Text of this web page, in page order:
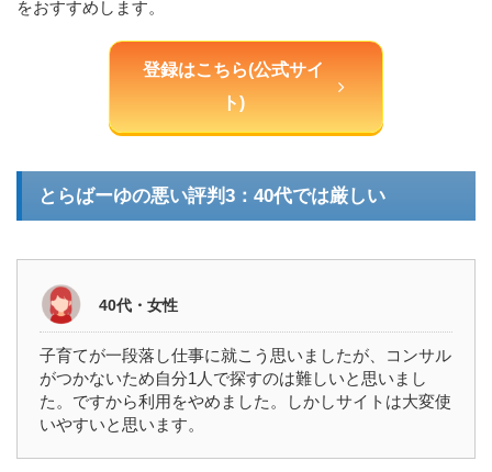
をおすすめします。
登録はこちら(公式サイ
ト)
とらばーゆの悪い評判3：40代では厳しい
40代・女性
子育てが一段落し仕事に就こう思いましたが、コンサル
がつかないため自分1人で探すのは難しいと思いまし
た。ですから利用をやめました。しかしサイトは大変使
いやすいと思います。